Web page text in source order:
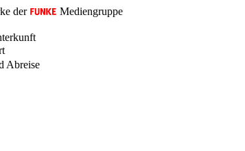
der
Mediengruppe
Abreise